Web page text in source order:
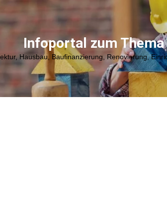
Infoportal zum Thema
Hausbau, Baufinanzierung, Renovierung,